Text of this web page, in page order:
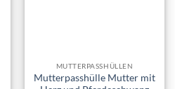
MUTTERPASSHÜLLEN
Mutterpasshülle Mutter mit